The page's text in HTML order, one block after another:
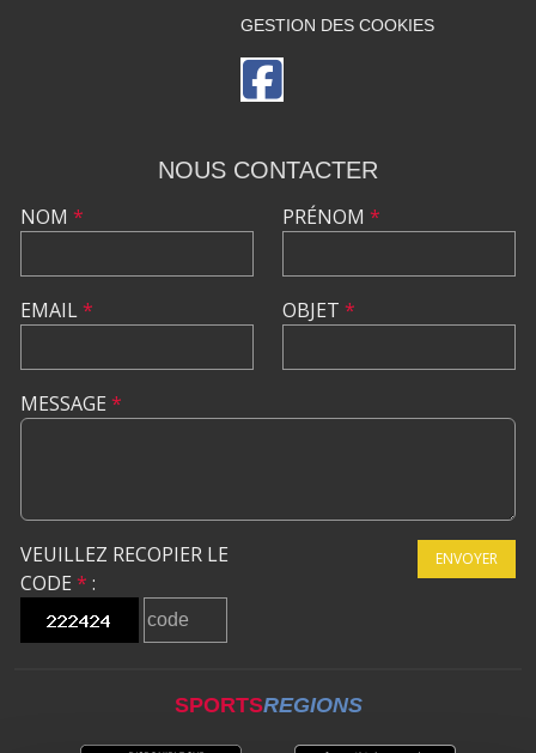
GESTION DES COOKIES
NOUS CONTACTER
NOM *
EMAIL*
PRÉNOM *
OBJET *
MESSAGE *
VEUILLEZ RECOPIER LE
CODE * :
ENVOYER
SPORTSREGIONS